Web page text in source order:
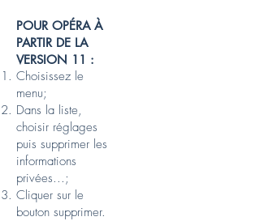
POUR OPÉRA À
PARTIR DE LA
VERSION 11 :
Choisissez le
menu;
Dans la liste,
choisir réglages
puis supprimer les
informations
privées...;
Cliquer sur le
bouton supprimer.